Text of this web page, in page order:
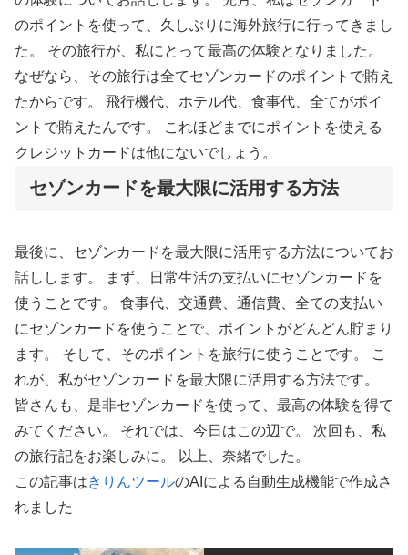
のポイントを使って、久しぶりに海外旅行に行ってきまし
た。 その旅行が、私にとって最高の体験となりました。
なぜなら、その旅行は全てセゾンカードのポイントで賄え
たからです。 飛行機代、ホテル代、食事代、全てがポイ
ントで賄えたんです。 これほどまでにポイントを使える
クレジットカードは他にないでしょう。
セゾンカードを最大限に活用する方法
最後に、セゾンカードを最大限に活用する方法についてお
話しします。 まず、日常生活の支払いにセゾンカードを
使うことです。 食事代、交通費、通信費、全ての支払い
にセゾンカードを使うことで、ポイントがどんどん貯まり
ます。 そして、そのポイントを旅行に使うことです。 こ
れが、私がセゾンカードを最大限に活用する方法です。
皆さんも、是非セゾンカードを使って、最高の体験を得て
みてください。 それでは、今日はこの辺で。 次回も、私
の旅行記をお楽しみに。 以上、奈緒でした。
この記事はきりんツールのAIによる自動生成機能で作成さ
れました